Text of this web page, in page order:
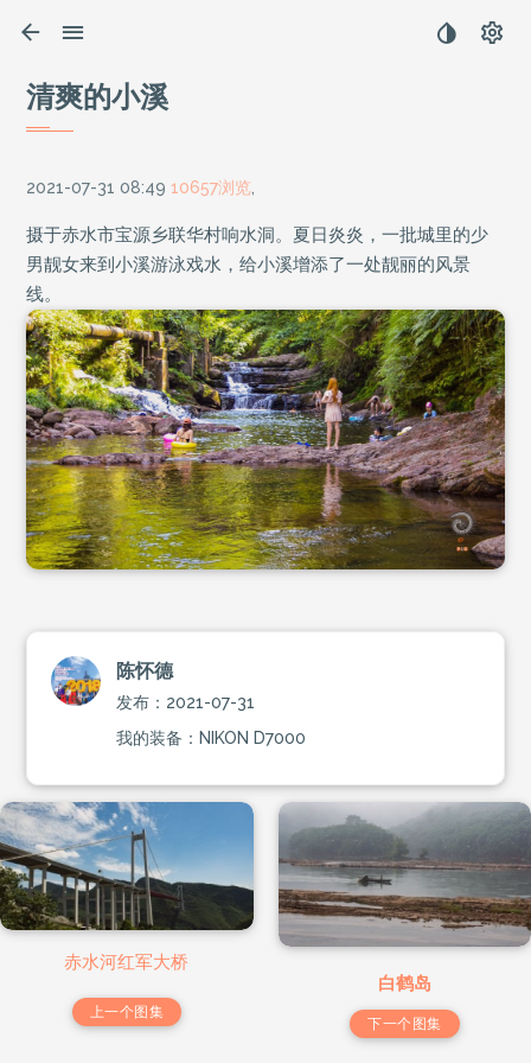
清爽的小溪
2021-07-31 08:49 10657浏览
摄于赤水市宝源乡联华村响水洞。夏日炎炎，一批城里的少
男靓女来到小溪游泳戏水，给小溪增添了一处靓丽的风景
线。
陈怀德
发布：2021-07-31
我的装备：NIKON D7000
赤水河红军大桥
上一个图集
白鹤岛
下一个图集